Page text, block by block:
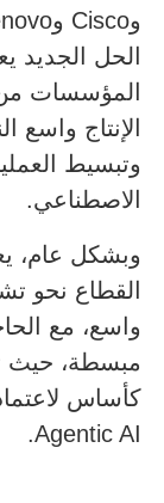
الحل الجديد
المؤسسات من
الإنتاج
وتبسيط
الاصطناعي.
وبشكل عام،
القطاع نحو
واسع، مع
كأساس
Agentic AI.